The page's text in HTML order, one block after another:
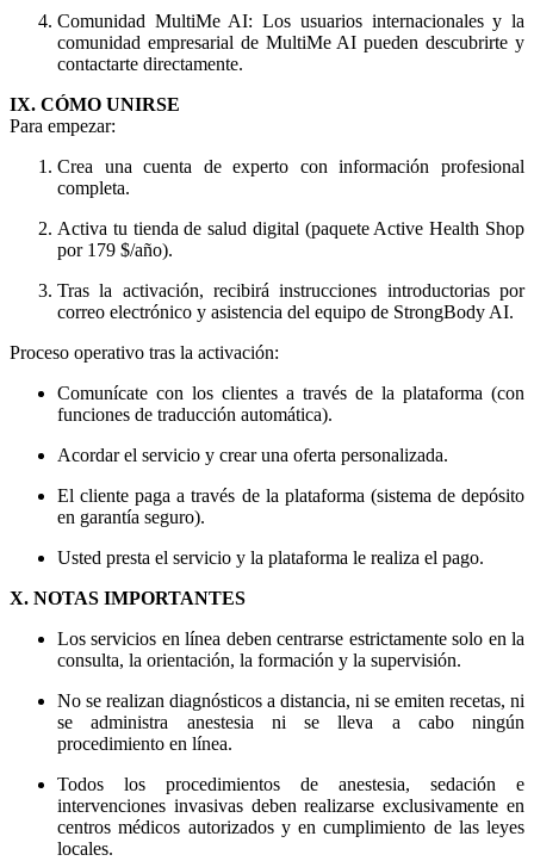
Comunidad MultiMe AI: Los usuarios internacionales y la
comunidad empresarial de MultiMe AI pueden descubrirte y
contactarte directamente.
IX. CÓMO UNIRSE
Para empezar:
Crea una cuenta de experto con información profesional
completa.
Activa tu tienda de salud digital (paquete Active Health Shop
por 179 $/año).
Tras la activación, recibirá instrucciones introductorias por
correo electrónico y asistencia del equipo de StrongBody AI.
Proceso operativo tras la activación:
Comunícate con los clientes a través de la plataforma (con
funciones de traducción automática).
Acordar el servicio y crear una oferta personalizada.
El cliente paga a través de la plataforma (sistema de depósito
en garantía seguro).
Usted presta el servicio y la plataforma le realiza el pago.
X. NOTAS IMPORTANTES
Los servicios en línea deben centrarse estrictamente solo en la
consulta, la orientación, la formación y la supervisión.
No se realizan diagnósticos a distancia, ni se emiten recetas, ni
se administra anestesia ni se lleva a cabo ningún
procedimiento en línea.
Todos los procedimientos de anestesia, sedación e
intervenciones invasivas deben realizarse exclusivamente en
centros médicos autorizados y en cumplimiento de las leyes
locales.